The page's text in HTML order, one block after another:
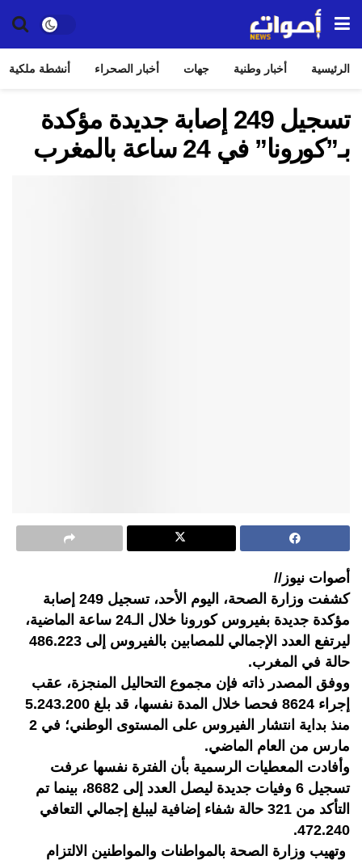
الرئيسية أخبار وطنية جهات أخبار الصحراء أنشطة ملكية
تسجيل 249 إصابة جديدة مؤكدة
بـ”كورونا” في 24 ساعة بالمغرب
أصوات نيوز//
كشفت وزارة الصحة، اليوم الأحد، تسجيل 249 إصابة
مؤكدة جديدة بفيروس كورونا خلال الـ24 ساعة الماضية،
ليرتفع العدد الإجمالي للمصابين بالفيروس إلى 486.223
حالة في المغرب.
ووفق المصدر ذاته فإن مجموع التحاليل المنجزة، عقب
إجراء 8624 فحصا خلال المدة نفسها، قد بلغ 5.243.200
منذ بداية انتشار الفيروس على المستوى الوطني؛ في 2
مارس من العام الماضي.
وأفادت المعطيات الرسمية بأن الفترة نفسها عرفت
تسجيل 6 وفيات جديدة ليصل العدد إلى 8682، بينما تم
التأكد من 321 حالة شفاء إضافية ليبلغ إجمالي التعافي
472.240.
وتهيب وزارة الصحة بالمواطنات والمواطنين الالتزام